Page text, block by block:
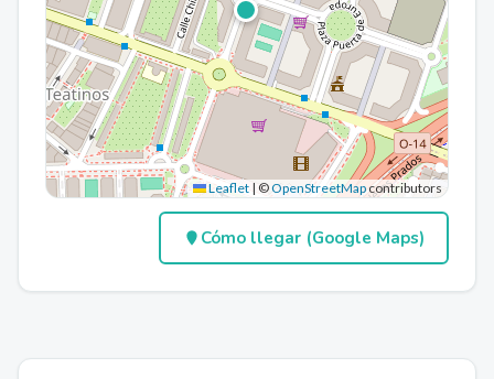
Leaflet | ©OpenStreetMapcontributors
Cómo llegar (Google Maps)